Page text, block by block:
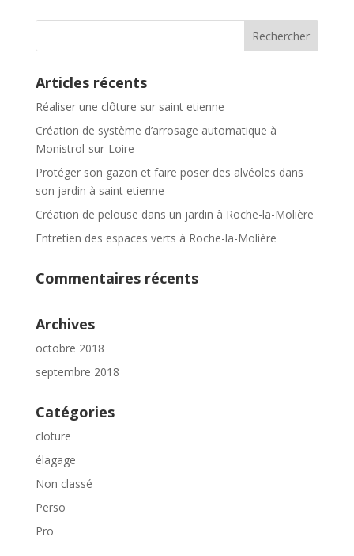
Articles récents
Réaliser une clôture sur saint etienne
Création de système d’arrosage automatique à
Monistrol-sur-Loire
Protéger son gazon et faire poser des alvéoles dans
son jardin à saint etienne
Création de pelouse dans un jardin à Roche-la-Molière
Entretien des espaces verts à Roche-la-Molière
Commentaires récents
Archives
octobre 2018
septembre 2018
Catégories
cloture
élagage
Non classé
Perso
Pro